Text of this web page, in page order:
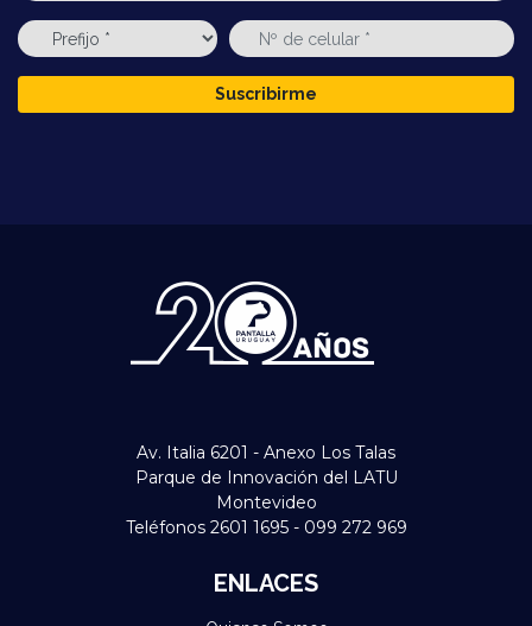
Suscribirme
Av. Italia 6201 - Anexo Los Talas
Parque de Innovación del LATU
Montevideo
Teléfonos 2601 1695 - 099 272 969
ENLACES